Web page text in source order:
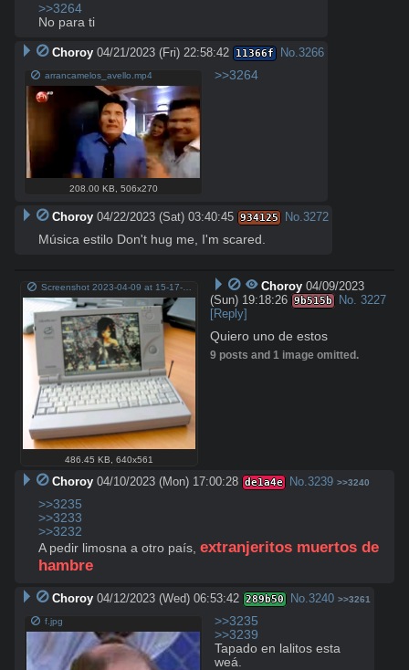
>>3264
No para ti
Choroy 04/21/2023 (Fri) 22:58:42 11366f No. 3266
arrancamelos_avello.mp4
208.00 KB 506x270
>>3264
Choroy 04/22/2023 (Sat) 03:40:45 934125 No.3272
Música estilo Don't hug me, I'm scared.
Screenshot 2023-04-09 at 15-17-44 mrjw7zipjvsa1.jpg (WEBP Image 640 × 561 pixels).png
486.45 KB,640x561
Choroy 04/09/2023
(Sun) 19:18:26 9b515b No. 3227
[Reply]
Quiero uno de estos
9 posts and 1 image omitted.
Choroy 04/10/2023 (Mon) 17:00:28 de1a4e No. 3239 >>3240
>>3235
>>3233
>>3232
A pedir limosna a otro país, extranjeritos muertos de
hambre
Choroy 04/12/2023 (Wed) 06:53:42 289b50 No. 3240 >>3261
f.jpg
>>3235
>>3239
Tapado en lalitos esta
weá.